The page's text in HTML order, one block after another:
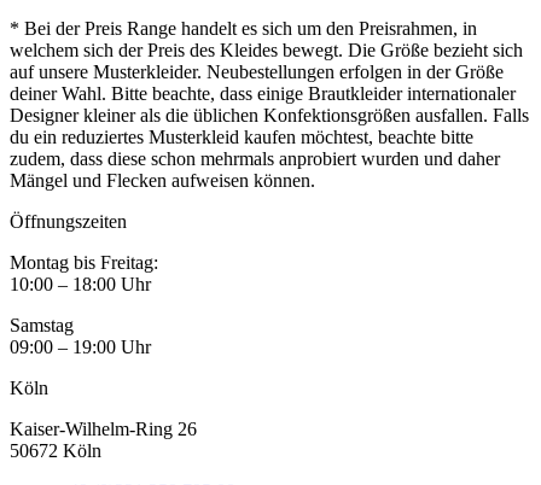
* Bei der Preis Range handelt es sich um den Preisrahmen, in
welchem sich der Preis des Kleides bewegt. Die Größe bezieht sich
auf unsere Musterkleider. Neubestellungen erfolgen in der Größe
deiner Wahl. Bitte beachte, dass einige Brautkleider internationaler
Designer kleiner als die üblichen Konfektionsgrößen ausfallen. Falls
du ein reduziertes Musterkleid kaufen möchtest, beachte bitte
zudem, dass diese schon mehrmals anprobiert wurden und daher
Mängel und Flecken aufweisen können.
Öffnungszeiten
Montag bis Freitag:
10:00 – 18:00 Uhr
Samstag
09:00 – 19:00 Uhr
Köln
Kaiser-Wilhelm-Ring 26
50672 Köln